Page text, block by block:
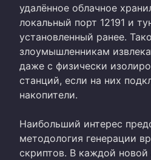
удалённое облачное
локальный порт 12191 и
установленный ранее.
злоумышленникам
даже с физически
станций, если на них
накопители.
Наибольший интерес
методология генерации
скриптов. В каждой новой